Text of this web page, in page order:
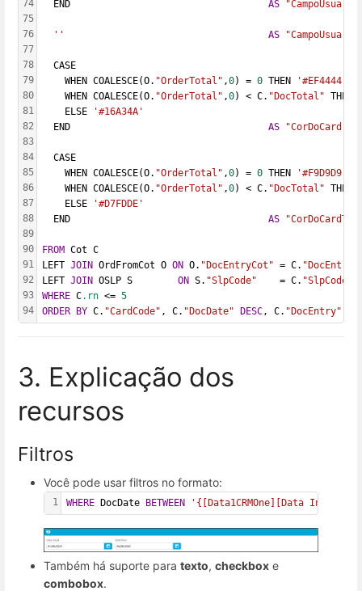
74
75
76
77
78
79
80
81
82
83
84
85
86
87
88
89
90
91
92
93
94
  END
AS
'' AS
  CASE
    WHEN COALESCE(O.
"OrderTotal" ,0) = 0 THEN
'#EF4444'
    WHEN COALESCE(O.
"OrderTotal" ,0) < C. "DocTotal" THEN
    ELSE
'#16A34A'
  END
AS "CorDoCard"
  CASE
    WHEN COALESCE(O.
"OrderTotal" ,0) = 0 THEN
'#F9D9D9'
    WHEN COALESCE(O.
"OrderTotal" ,0) < C. "DocTotal" THEN
    ELSE
'#D7FDDE'
  END
AS
FROM Cot C
LEFT JOIN OrdFromCot O ON O. "DocEntryCot" = C. "DocEntry"
LEFT JOIN OSLP S ON S. "SlpCode"
    = C.
"SlpCode"
WHERE C.rn <= 5
ORDER BY C. "CardCode" , C. "DocDate" DESC , C. "DocEntry"
3. Explicação dos
recursos
Filtros
Você pode usar filtros no formato:
1 WHERE DocDate BETWEEN '{[Data1CRMOne][Data
Também há suporte para texto, checkbox e
combobox.